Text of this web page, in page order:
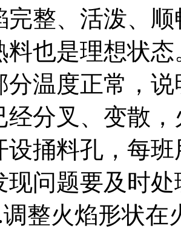
完整、活泼、
料也是理想状
分温度正常，
经分叉、变散
设捅料孔，每
现问题要及时
调整火焰形状